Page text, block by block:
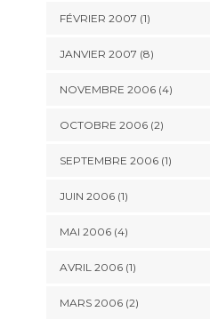
FÉVRIER 2007 (1)
JANVIER 2007 (8)
NOVEMBRE 2006 (4)
OCTOBRE 2006 (2)
SEPTEMBRE 2006 (1)
JUIN 2006 (1)
MAI 2006 (4)
AVRIL 2006 (1)
MARS 2006 (2)